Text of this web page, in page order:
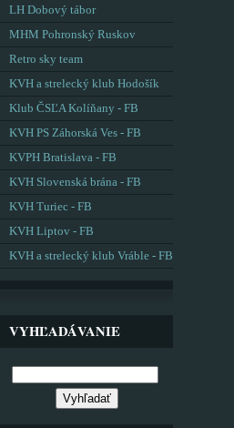
LH Dobový tábor
MHM Pohronský Ruskov
Retro sky team
KVH a strelecký klub Hodošík
Klub ČSĽA Kolíňany - FB
KVH PS Záhorská Ves - FB
KVPH Bratislava - FB
KVH Slovenská brána - FB
KVH Turiec - FB
KVH Liptov - FB
KVH a strelecký klub Vráble - FB
VYHĽADÁVANIE